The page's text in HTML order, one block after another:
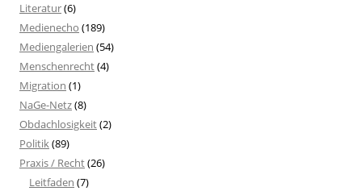
Literatur(6)
Medienecho (189)
Mediengalerien (54)
Menschenrecht(4)
Migration (1)
NaGe-Netz(8)
Obdachlosigkeit(2)
Politik(89)
Praxis / Recht(26)
Leitfaden (7)